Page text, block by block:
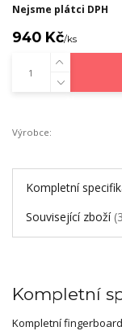
Nejsme plátci DPH
940 Kč/ks
Výrobce:
Kompletní
Související zboží 3
Kompletní
Kompletní